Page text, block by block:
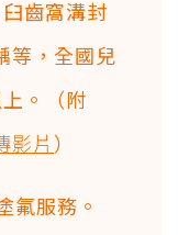
齒窩溝封
等，全國兒
。（附
影片）
氟服務。